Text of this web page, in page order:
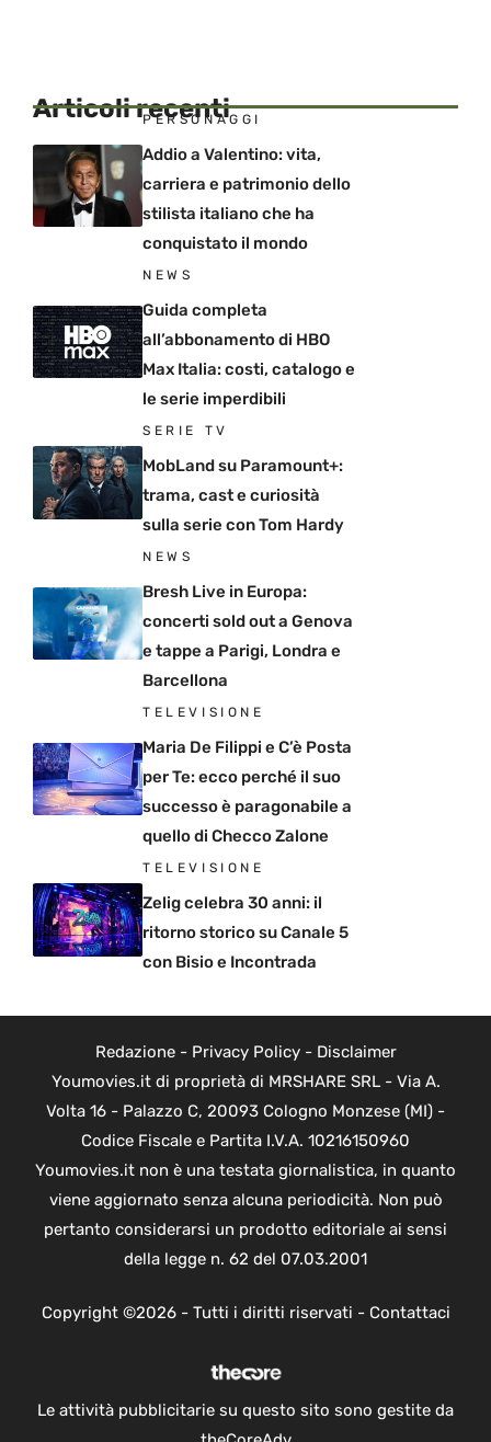
Articoli recenti
PERSONAGGI
Addio a Valentino: vita,
carriera e patrimonio dello
stilista italiano che ha
conquistato il mondo
NEWS
Guida completa
all’abbonamento di HBO
Max Italia: costi, catalogo e
le serie imperdibili
SERIE TV
MobLand su Paramount+:
trama, cast e curiosità
sulla serie con Tom Hardy
NEWS
Bresh Live in Europa:
concerti sold out a Genova
e tappe a Parigi, Londra e
Barcellona
TELEVISIONE
Maria De Filippi e C’è Posta
per Te: ecco perché il suo
successo è paragonabile a
quello di Checco Zalone
TELEVISIONE
Zelig celebra 30 anni: il
ritorno storico su Canale 5
con Bisio e Incontrada
Redazione- Privacy Policy- Disclaimer
Youmovies.it di proprietà di MRSHARE SRL - Via A.
Volta 16 - Palazzo C, 20093 Cologno Monzese (MI) -
Codice Fiscale e Partita I.V.A. 10216150960
Youmovies.it non è una testata giornalistica, in quanto
viene aggiornato senza alcuna periodicità. Non può
pertanto considerarsi un prodotto editoriale ai sensi
della legge n. 62 del 07.03.2001
Copyright ©2026 - Tutti i diritti riservati - Contattaci
Le attività pubblicitarie su questo sito sono gestite da